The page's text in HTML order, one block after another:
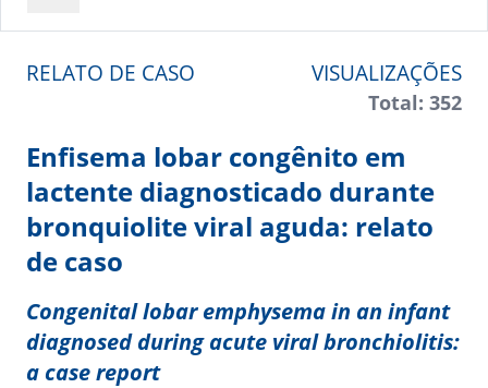
RELATO DE CASO VISUALIZAÇÕES
Total: 352
Enfisema lobar congênito em
lactente diagnosticado durante
bronquiolite viral aguda: relato
de caso
Congenital lobar emphysema in an infant
diagnosed during acute viral bronchiolitis:
a case report